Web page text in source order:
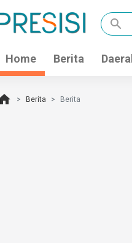
search
Home Berita
Berita Berita